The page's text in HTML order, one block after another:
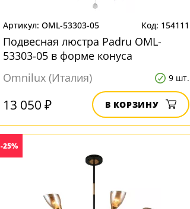
OML-53303-05 154111
Подвесная люстра Padru OML-
53303-05 в форме конуса
Omnilux (Италия)
9 шт.
13 050 ₽ В КОРЗИНУ
-25%